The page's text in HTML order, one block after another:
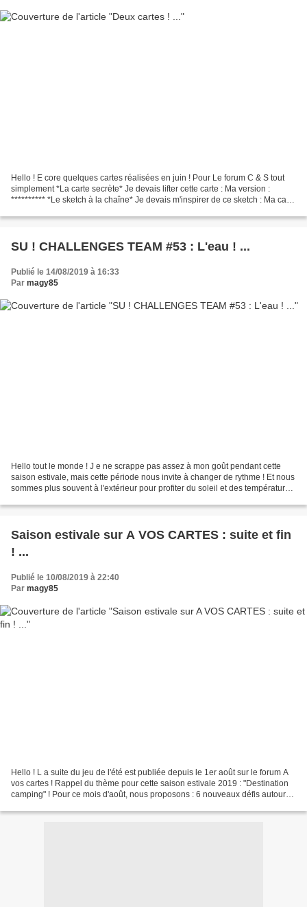
Hello ! E core quelques cartes réalisées en juin ! Pour Le forum C & S tout
simplement *La carte secrète* Je devais lifter cette carte : Ma version :
********** *Le sketch à la chaîne* Je devais m'inspirer de ce sketch : Ma carte
SU ! CHALLENGES TEAM #53 : L'eau ! ...
Publié le 14/08/2019 à 16:33
Par magy85
Hello tout le monde ! J e ne scrappe pas assez à mon goût pendant cette
saison estivale, mais cette période nous invite à changer de rythme ! Et nous
sommes plus souvent à l'extérieur pour profiter du soleil et des températures
Saison estivale sur A VOS CARTES : suite et fin
! ...
Publié le 10/08/2019 à 22:40
Par magy85
Hello ! L a suite du jeu de l'été est publiée depuis le 1er août sur le forum A
vos cartes ! Rappel du thème pour cette saison estivale 2019 : "Destination
camping" ! Pour ce mois d'août, nous proposons : 6 nouveaux défis autour